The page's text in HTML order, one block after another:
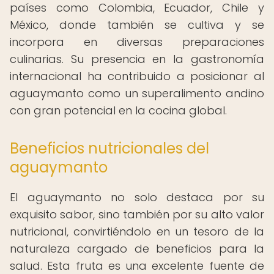
países como Colombia, Ecuador, Chile y
México, donde también se cultiva y se
incorpora en diversas preparaciones
culinarias. Su presencia en la gastronomía
internacional ha contribuido a posicionar al
aguaymanto como un superalimento andino
con gran potencial en la cocina global.
Beneficios nutricionales del
aguaymanto
El aguaymanto no solo destaca por su
exquisito sabor, sino también por su alto valor
nutricional, convirtiéndolo en un tesoro de la
naturaleza cargado de beneficios para la
salud. Esta fruta es una excelente fuente de